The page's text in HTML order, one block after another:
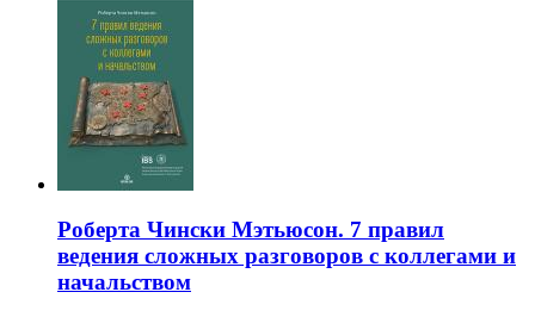
Роберта Чински Мэтьюсон. 7 правил
ведения сложных разговоров с коллегами и
начальством